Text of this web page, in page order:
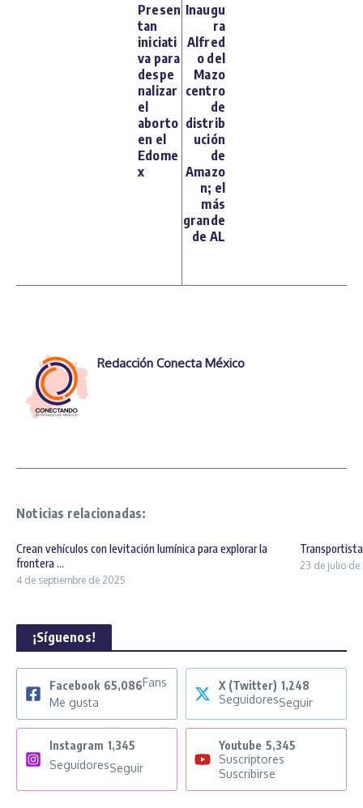
Presen
tan
iniciati
va para
despe
nalizar
el
aborto
en el
Edome
x
Inaugu
ra
Alfred
o del
Mazo
centro
de
distrib
ución
de
Amazo
n; el
más
grande
de AL
Redacción Conecta México
Noticias relacionadas:
Crean vehículos con levitación lumínica para explorar la
frontera ...
4 de septiembre de 2025
23 de julio de
¡Síguenos!
Facebook 65,086Fans
Me gusta
X (Twitter) 1,248
SeguidoresSeguir
Instagram 1,345
SeguidoresSeguir
Youtube 5,345
Suscriptores
Suscribirse